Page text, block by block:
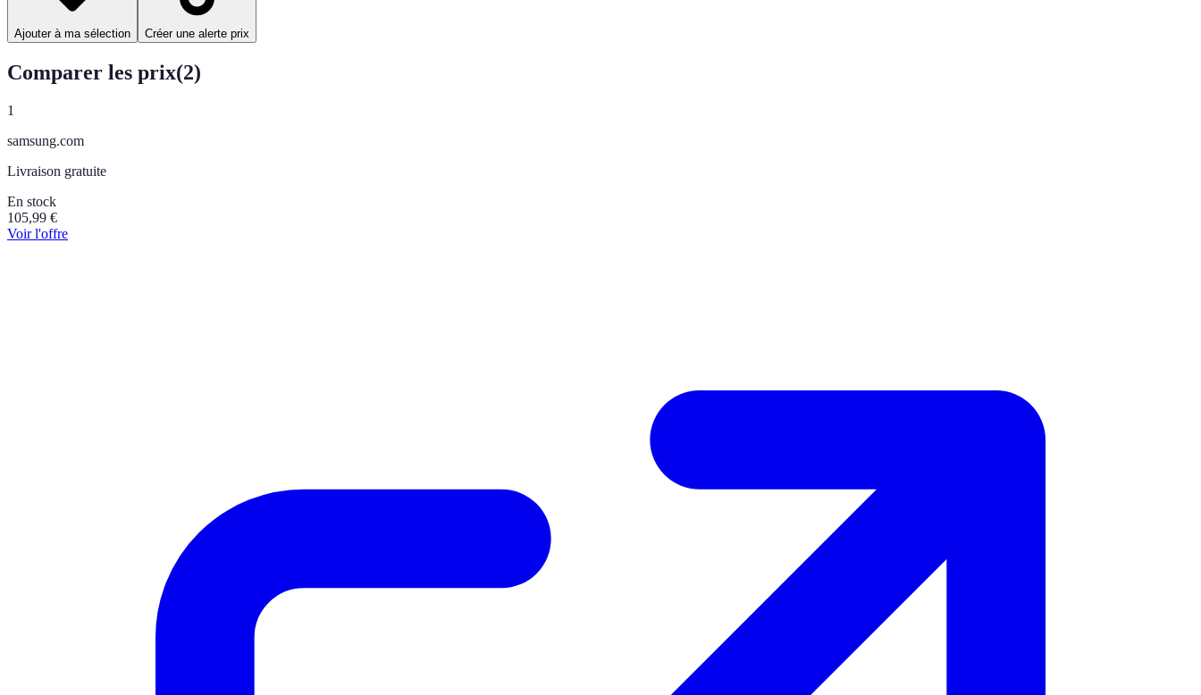
Ajouter à ma sélection Créer une alerte prix
Comparer les prix(2)
1
samsung.com
Livraison gratuite
En stock
105,99 €
Voir l'offre